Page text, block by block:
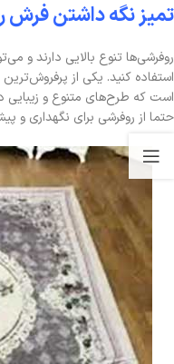
تمیز نگه داشتن فرش
روفرشی‌ها تنوع بالایی دارند و
استفاده کنید. یکی از
است که طرح‌های متنوع و زیبایی
حتما از روفرشی برای نگهداری و